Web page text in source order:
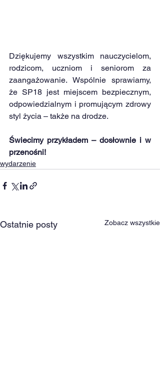
Dziękujemy wszystkim nauczycielom,
rodzicom, uczniom i seniorom za
zaangażowanie. Wspólnie sprawiamy,
że SP18 jest miejscem bezpiecznym,
odpowiedzialnym i promującym zdrowy
styl życia – także na drodze.
Świecimy przykładem – dosłownie i w
przenośni!
wydarzenie
Ostatnie posty Zobacz wszystkie